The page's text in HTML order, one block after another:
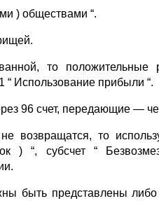
) обществами “.
то
“ Использование прибыли “.
96 счет, передающие —
возвращатся, то
) “, субсчет “
быть представлены